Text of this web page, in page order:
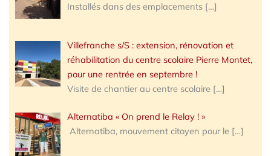
Installés dans des emplacements […]
Villefranche s/S : extension, rénovation et
réhabilitation du centre scolaire Pierre Montet,
pour une rentrée en septembre !
Visite de chantier au centre scolaire […]
Alternatiba « On prend le Relay ! »
Alternatiba, mouvement citoyen pour le […]